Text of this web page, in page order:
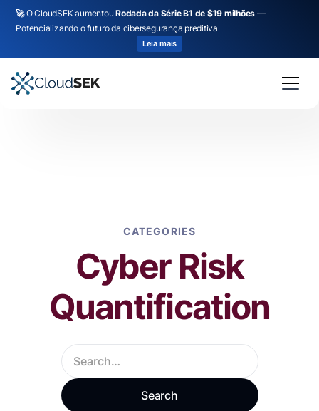
🚀O CloudSEK aumentouRodada da Série B1 de $19 milhões —
Potencializando o futuro da cibersegurança preditiva
Leia mais
CATEGORIES
Cyber Risk
Quantification